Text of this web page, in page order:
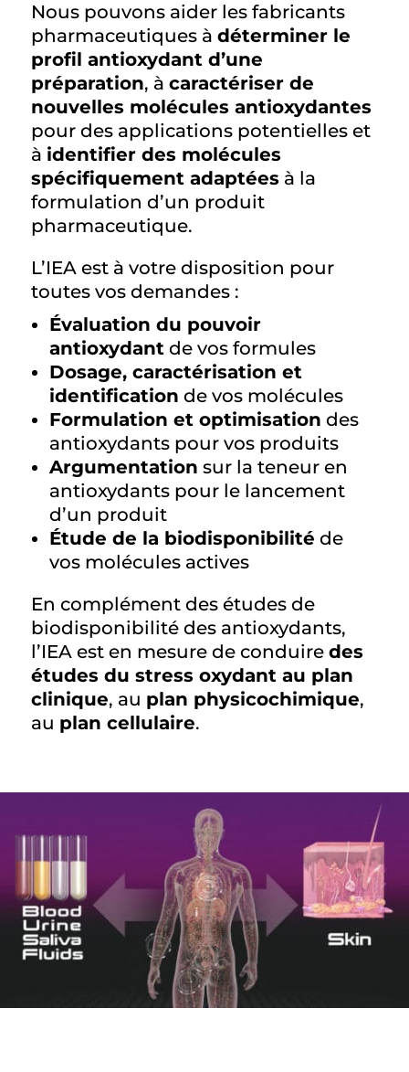
Nous pouvons aider les fabricants
pharmaceutiques à déterminer le
profil antioxydant d’une
préparation, à caractériser de
nouvelles molécules antioxydantes
pour des applications potentielles et
à identifier des molécules
spécifiquement adaptéesà la
formulation d’un produit
pharmaceutique.
L’IEA est à votre disposition pour
toutes vos demandes :
Évaluation du pouvoir
antioxydantde vos formules
Dosage, caractérisation et
identification de vos molécules
Formulation et optimisation des
antioxydants pour vos produits
Argumentation sur la teneur en
antioxydants pour le lancement
d’un produit
Étude de la biodisponibilité de
vos molécules actives
En complément des études de
biodisponibilité des antioxydants,
l’IEA est en mesure de conduire des
études du stress oxydant au plan
clinique, au plan physicochimique,
au plan cellulaire.